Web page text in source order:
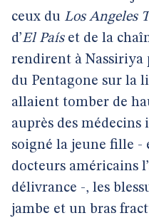
ceux du Los Angeles
d’El Paíset de la
rendirent à
du Pentagone sur la
allaient tomber de
auprès des
soigné la jeune fille -
docteurs américains
délivrance -, les
jambe et un bras